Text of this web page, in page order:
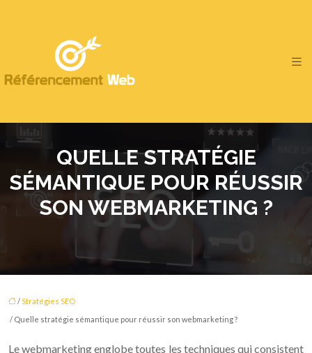
QUELLE STRATÉGIE
SÉMANTIQUE POUR RÉUSSIR
SON WEBMARKETING ?
/Stratégies SEO
/ Quelle stratégie sémantique pour réussir son webmarketing ?
Le webmarketing englobe toutes les techniques qui consistent